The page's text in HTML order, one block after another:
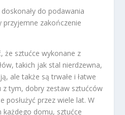
doskonały do podawania
przyjemne zakończenie
że sztućce wykonane z
takich jak stal nierdzewna,
ale także są trwałe i łatwe
z tym, dobry zestaw sztućców
posłużyć przez wiele lat. W
domu, sztućce